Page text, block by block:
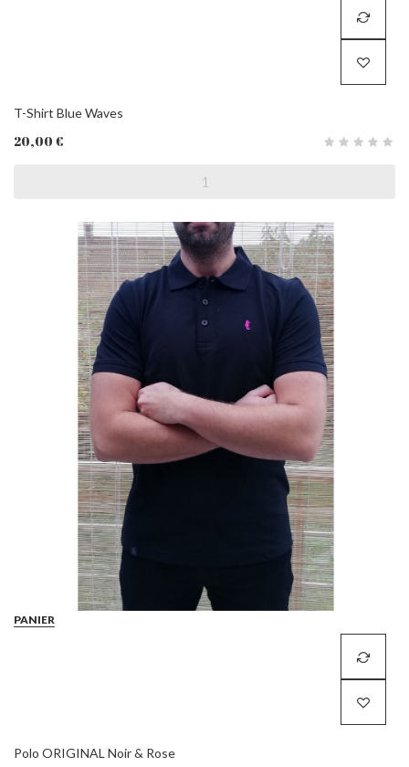
T-Shirt Blue Waves
20,00 €
PANIER
Polo ORIGINAL Noir & Rose